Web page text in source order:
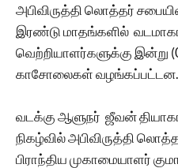
அபிவிருத்தி லொத்தர்
இரண்டு மாதங்களில்
வெற்றியாளர்களுக்கு இன்று
காசோலைகள் வழங்கப்பட்டன.
வடக்கு ஆளுநர் ஜீவன்
நிகழ்வில் அபிவிருத்தி
பிராந்திய முகாமையாளர்